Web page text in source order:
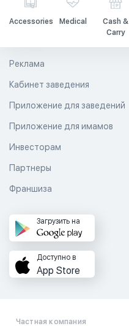
Accessories Medical
Cash &
Carry
Реклама
Кабинет заведения
Приложение для заведений
Приложение для имамов
Инвесторам
Партнеры
Франшиза
Загрузить на
Доступно в
App Store
Частная компания